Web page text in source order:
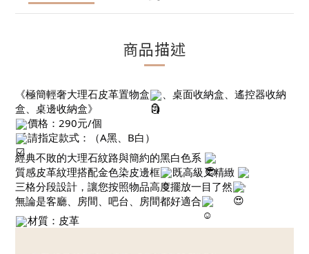
商品描述
《極簡輕奢大理石皮革置物盒
、桌面收納盒、遙控器收納
盒、桌邊收納盒》
價格：290元/個
請指定款式：（A黑、B白）
經典不敗的大理石紋路與簡約的黑白色系
質感皮革紋理搭配金色染皮邊框
既高級又精緻
三格分段設計，讓您按照物品高度擺放一目了然
無論是客廳、房間、吧台、房間都好適合
材質：皮革